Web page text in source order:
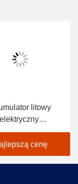
litowy
golfowy
A1S6 + 2 biały
cenę